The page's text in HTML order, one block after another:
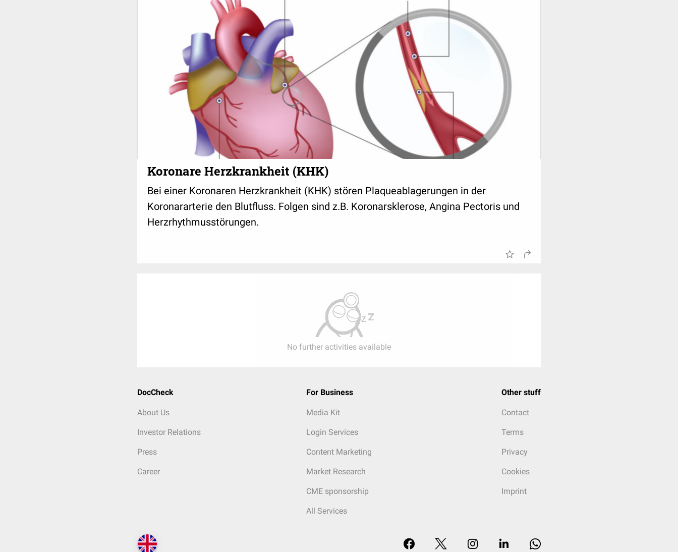
Koronare Herzkrankheit (KHK)
Bei einer Koronaren Herzkrankheit (KHK) stören Plaqueablagerungen in der
Koronararterie den Blutfluss. Folgen sind z.B. Koronarsklerose, Angina Pectoris und
Herzrhythmusstörungen.
No further activities available
DocCheck
About Us
Investor Relations
Press
Career
For Business
Media Kit
Login Services
Content Marketing
Market Research
CME sponsorship
All Services
Other stuff
Contact
Terms
Privacy
Cookies
Imprint